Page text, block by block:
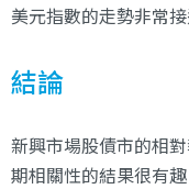
美元指數的走勢非常接
結論
新興市場股債市的相
期相關性的結果很有